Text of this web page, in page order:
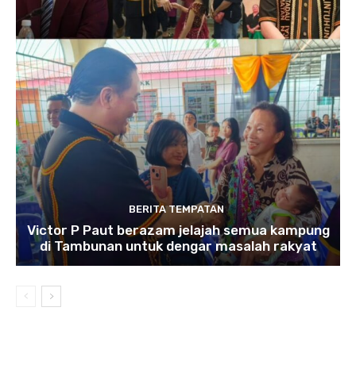
BERITA TEMPATAN
Victor P Paut berazam jelajah semua kampung
di Tambunan untuk dengar masalah rakyat